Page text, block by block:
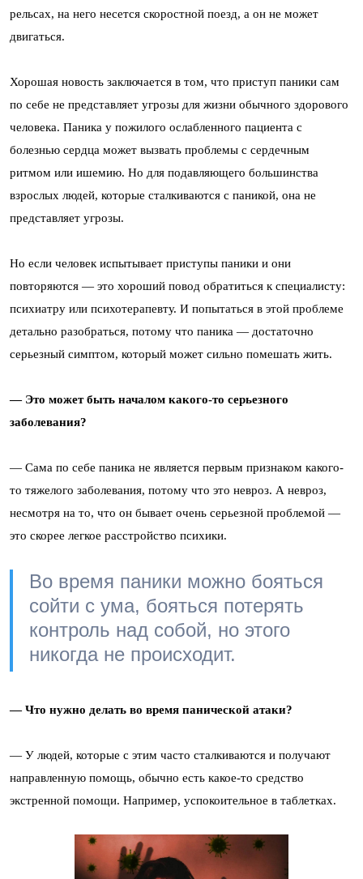
рельсах, на него несется скоростной поезд, а он не может
двигаться.
Хорошая новость заключается в том, что приступ паники сам
по себе не представляет угрозы для жизни обычного здорового
человека. Паника у пожилого ослабленного пациента с
болезнью сердца может вызвать проблемы с сердечным
ритмом или ишемию. Но для подавляющего большинства
взрослых людей, которые сталкиваются с паникой, она не
представляет угрозы.
Но если человек испытывает приступы паники и они
повторяются — это хороший повод обратиться к специалисту:
психиатру или психотерапевту. И попытаться в этой проблеме
детально разобраться, потому что паника — достаточно
серьезный симптом, который может сильно помешать жить.
— Это может быть началом какого-то серьезного
заболевания?
— Сама по себе паника не является первым признаком какого-
то тяжелого заболевания, потому что это невроз. А невроз,
несмотря на то, что он бывает очень серьезной проблемой —
это скорее легкое расстройство психики.
Во время паники можно бояться
сойти с ума, бояться потерять
контроль над собой, но этого
никогда не происходит.
— Что нужно делать во время панической атаки?
— У людей, которые с этим часто сталкиваются и получают
направленную помощь, обычно есть какое-то средство
экстренной помощи. Например, успокоительное в таблетках.